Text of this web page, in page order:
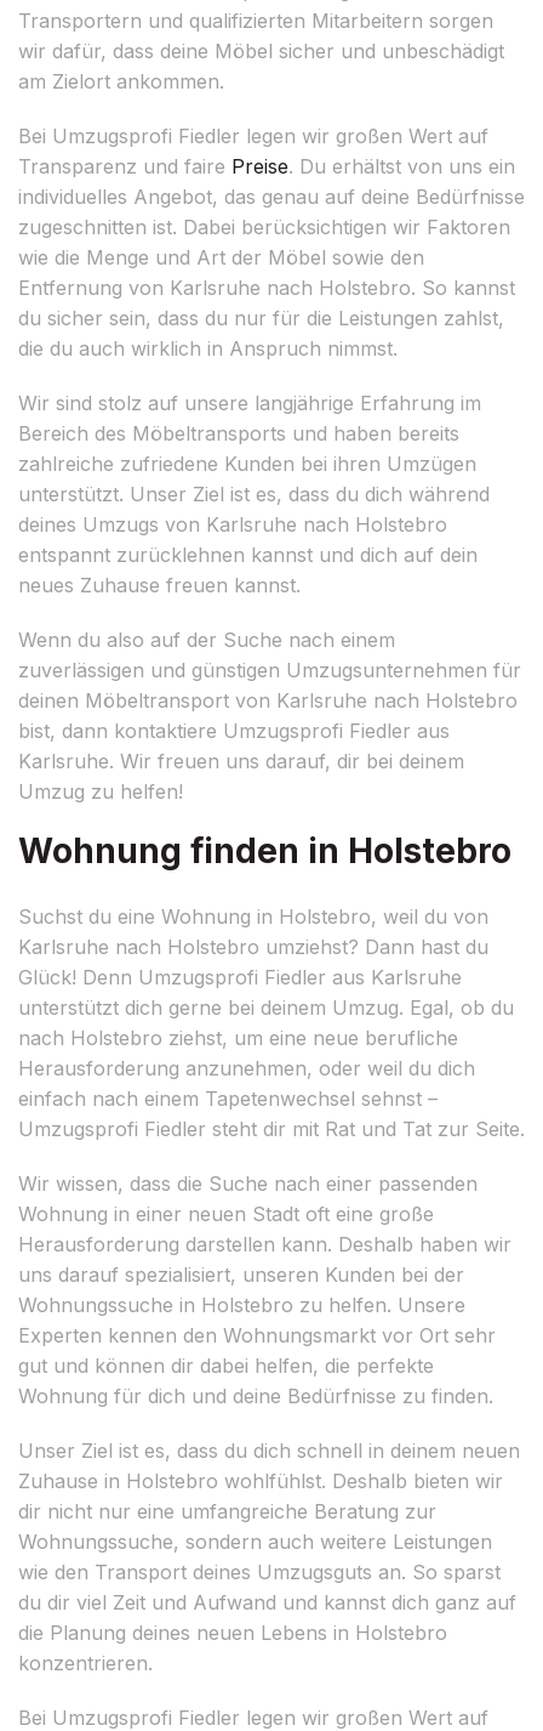
Transportern und qualifizierten Mitarbeitern sorgen
wir dafür, dass deine Möbel sicher und unbeschädigt
am Zielort ankommen.
Bei Umzugsprofi Fiedler legen wir großen Wert auf
Transparenz und faire Preise. Du erhältst von uns ein
individuelles Angebot, das genau auf deine Bedürfnisse
zugeschnitten ist. Dabei berücksichtigen wir Faktoren
wie die Menge und Art der Möbel sowie den
Entfernung von Karlsruhe nach Holstebro. So kannst
du sicher sein, dass du nur für die Leistungen zahlst,
die du auch wirklich in Anspruch nimmst.
Wir sind stolz auf unsere langjährige Erfahrung im
Bereich des Möbeltransports und haben bereits
zahlreiche zufriedene Kunden bei ihren Umzügen
unterstützt. Unser Ziel ist es, dass du dich während
deines Umzugs von Karlsruhe nach Holstebro
entspannt zurücklehnen kannst und dich auf dein
neues Zuhause freuen kannst.
Wenn du also auf der Suche nach einem
zuverlässigen und günstigen Umzugsunternehmen für
deinen Möbeltransport von Karlsruhe nach Holstebro
bist, dann kontaktiere Umzugsprofi Fiedler aus
Karlsruhe. Wir freuen uns darauf, dir bei deinem
Umzug zu helfen!
Wohnung finden in Holstebro
Suchst du eine Wohnung in Holstebro, weil du von
Karlsruhe nach Holstebro umziehst? Dann hast du
Glück! Denn Umzugsprofi Fiedler aus Karlsruhe
unterstützt dich gerne bei deinem Umzug. Egal, ob du
nach Holstebro ziehst, um eine neue berufliche
Herausforderung anzunehmen, oder weil du dich
einfach nach einem Tapetenwechsel sehnst –
Umzugsprofi Fiedler steht dir mit Rat und Tat zur Seite.
Wir wissen, dass die Suche nach einer passenden
Wohnung in einer neuen Stadt oft eine große
Herausforderung darstellen kann. Deshalb haben wir
uns darauf spezialisiert, unseren Kunden bei der
Wohnungssuche in Holstebro zu helfen. Unsere
Experten kennen den Wohnungsmarkt vor Ort sehr
gut und können dir dabei helfen, die perfekte
Wohnung für dich und deine Bedürfnisse zu finden.
Unser Ziel ist es, dass du dich schnell in deinem neuen
Zuhause in Holstebro wohlfühlst. Deshalb bieten wir
dir nicht nur eine umfangreiche Beratung zur
Wohnungssuche, sondern auch weitere Leistungen
wie den Transport deines Umzugsguts an. So sparst
du dir viel Zeit und Aufwand und kannst dich ganz auf
die Planung deines neuen Lebens in Holstebro
konzentrieren.
Bei Umzugsprofi Fiedler legen wir großen Wert auf